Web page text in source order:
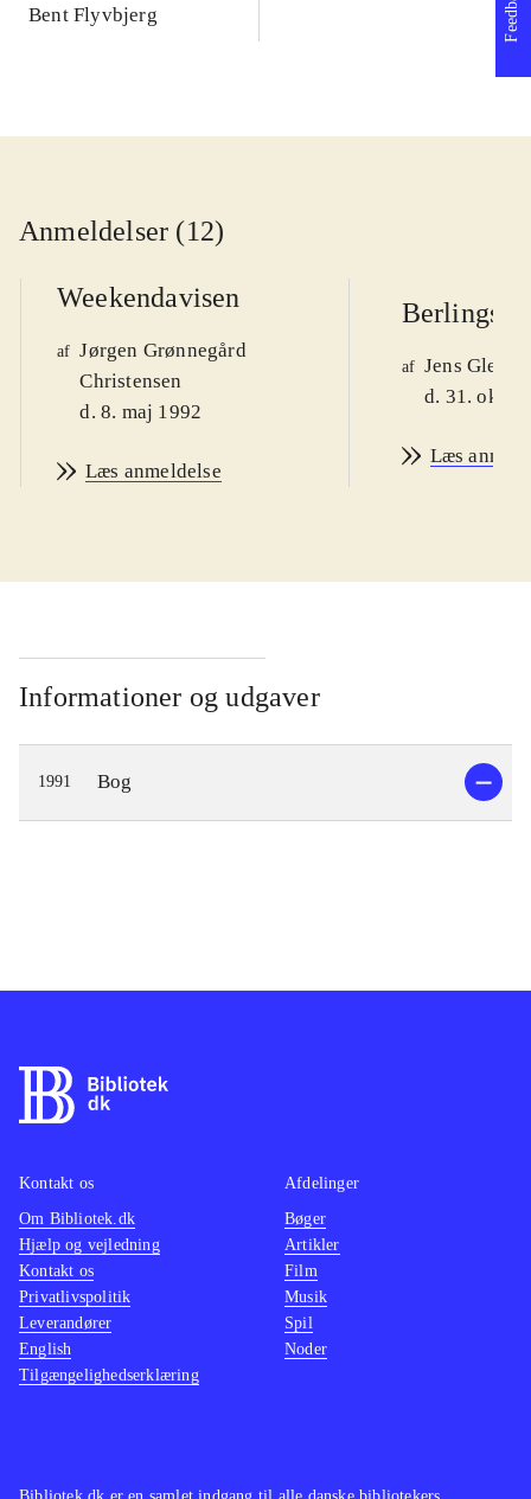
videnskab
Bent Flyvbjerg
Anmeldelser (12)
Weekendavisen
af Jørgen Grønnegård
Christensen
d. 8. maj 1992
Læs anmeldelse
af Jens
d. 31. okt.
Læs
Informationer og udgaver
1991 Bog
Kontakt os
Om Bibliotek.dk
Hjælp og vejledning
Kontakt os
Privatlivspolitik
Leverandører
English
Tilgængelighedserklæring
Afdelinger
Bøger
Artikler
Film
Musik
Spil
Noder